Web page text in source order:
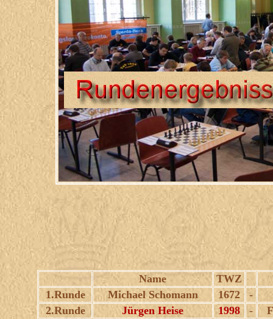
Name
TWZ
1.Runde
Michael Schomann 1672
-
2.Runde
Jürgen Heise 1998 -